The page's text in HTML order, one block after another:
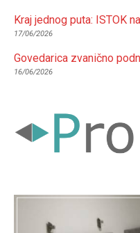
Kraj jednog puta: ISTOK
17/06/2026
Govedarica zvanično
16/06/2026